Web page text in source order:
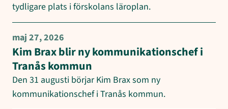
tydligare plats i förskolans läroplan.
maj 27, 2026
Kim Brax blir ny kommunikationschef i
Tranås kommun
Den 31 augusti börjar Kim Brax som ny
kommunikationschef i Tranås kommun.